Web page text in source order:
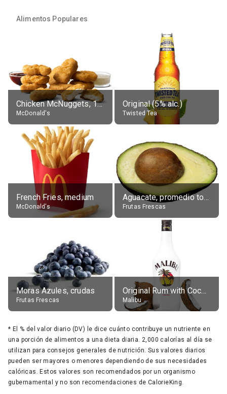
Alimentos Populares
Chicken McNuggets, 10 pieces, without sauce
McDonald's
Original (5% alc.)
Twisted Tea
French Fries, medium
McDonald's
Aguacate, promedio todos variedades, crudo
Frutas Frescas
Moras Azules, crudas
Frutas Frescas
Original Rum with Coconut Flavour (21% alc.)
Malibu
* El % del valor diario (DV) le dice cuánto contribuye un nutriente en
una porción de alimentos a una dieta diaria. 2,000 calorías al día se
utilizan para consejos generales de nutrición. Sus valores diarios
pueden ser mayores o menores dependiendo de sus necesidades
calóricas. Estos valores son recomendados por un organismo
gubernamental y no son recomendaciones de CalorieKing.